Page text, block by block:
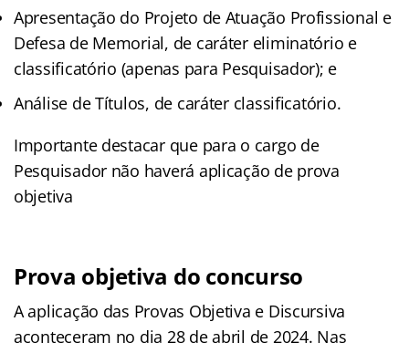
Apresentação do Projeto de Atuação Profissional e
Defesa de Memorial, de caráter eliminatório e
classificatório (apenas para Pesquisador); e
Análise de Títulos, de caráter classificatório.
Importante destacar que para o cargo de
Pesquisador não haverá aplicação de prova
objetiva
Prova objetiva do concurso
A aplicação das Provas Objetiva e Discursiva
aconteceram no dia 28 de abril de 2024. Nas